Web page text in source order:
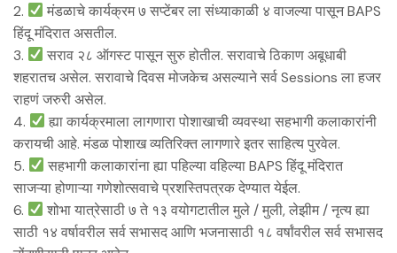
2.
मंडळाचे कार्यक्रम ७ सप्टेंबर ला संध्याकाळी ४ वाजल्या पासून BAPS
हिंदू मंदिरात असतील.
3.
सराव २८ ऑगस्ट पासून सुरु होतील. सरावाचे ठिकाण अबूधाबी
शहरातच असेल. सरावाचे दिवस मोजकेच असल्याने सर्व Sessions ला हजर
राहणं जरुरी असेल.
4.
ह्या कार्यक्रमाला लागणारा पोशाखाची व्यवस्था सहभागी कलाकारांनी
करायची आहे. मंडळ पोशाख व्यतिरिक्त लागणारे इतर साहित्य पुरवेल.
5.
सहभागी कलाकारांना ह्या पहिल्या वहिल्या BAPS हिंदू मंदिरात
साजऱ्या होणाऱ्या गणेशोत्सवाचे प्रशस्तिपत्रक देण्यात येईल.
6.
शोभा यात्रेसाठी ७ ते १३ वयोगटातील मुले / मुली, लेझीम / नृत्य ह्या
साठी १४ वर्षावरील सर्व सभासद आणि भजनासाठी १८ वर्षांवरील सर्व सभासद